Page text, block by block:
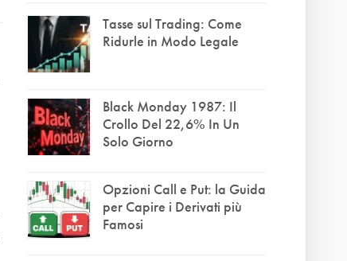
Tasse sul Trading: Come
Ridurle in Modo Legale
Black Monday 1987: Il
Crollo Del 22,6% In Un
Solo Giorno
Opzioni Call e Put: la Guida
per Capire i Derivati più
Famosi